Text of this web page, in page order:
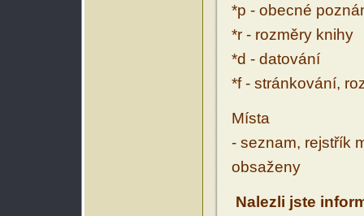
*p - obecné
*r - rozměry knihy
*d - datování
*f - stránkování,
Místa
- seznam, rejstřík
obsaženy
Nalezli jste